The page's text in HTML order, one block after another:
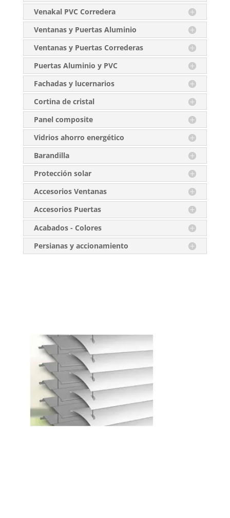
Venakal PVC Corredera
Ventanas y Puertas Aluminio
Ventanas y Puertas Correderas
Puertas Aluminio y PVC
Fachadas y lucernarios
Cortina de cristal
Panel composite
Vidrios ahorro energético
Barandilla
Protección solar
Accesorios Ventanas
Accesorios Puertas
Acabados - Colores
Persianas y accionamiento